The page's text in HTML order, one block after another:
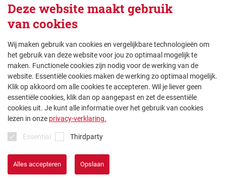
Deze website maakt gebruik
van cookies
Wij maken gebruik van cookies en vergelijkbare technologieën om
het gebruik van deze website voor jou zo optimaal mogelijk te
maken. Functionele cookies zijn nodig voor de werking van de
website. Essentiële cookies maken de werking zo optimaal mogelijk.
Klik op akkoord om alle cookies te accepteren. Wil je liever geen
essentiële cookies, klik dan op aangepast en zet de essentiële
cookies uit. Je kunt alle informatie over het gebruik van cookies
lezen in onze privacy-verklaring.
Essential Thirdparty
Alles accepteren Opslaan